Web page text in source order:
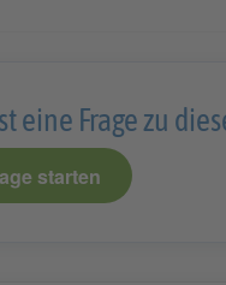
eine Frage zu
starten